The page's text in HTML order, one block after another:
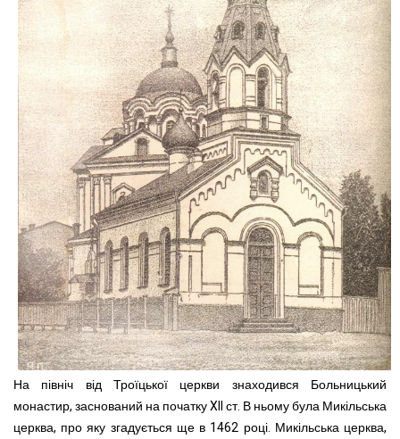
На північ від Троїцької церкви знаходився Больницький
монастир, заснований на початку XII ст. В ньому була Микільська
церква, про яку згадується ще в 1462 році. Микільська церква,